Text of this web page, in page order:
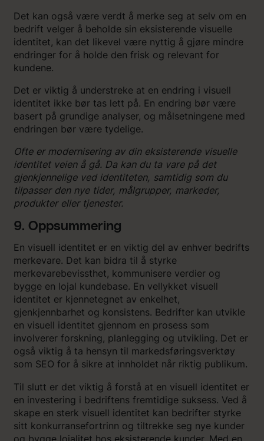
Det kan også være verdt å merke seg at selv om en
bedrift velger å beholde sin eksisterende visuelle
identitet, kan det likevel være nyttig å gjøre mindre
endringer for å holde den frisk og relevant for
kundene.
Det er viktig å understreke at en endring i visuell
identitet ikke bør tas lett på. En endring bør være
basert på grundige analyser, og målsetningene med
endringen bør være tydelige.
Ofte er modernisering av din eksisterende visuelle
identitet veien å gå. Da kan du ta vare på det
gjenkjennelige ved identiteten, samtidig som du
tilpasser den nye tider, målgrupper, markeder,
produkter eller tjenester.
9. Oppsummering
En visuell identitet er en viktig del av enhver bedrifts
merkevare. Det kan bidra til å styrke
merkevarebevissthet, kommunisere verdier og
bygge en lojal kundebase. En vellykket visuell
identitet er kjennetegnet av enkelhet,
gjenkjennbarhet og konsistens. Bedrifter kan utvikle
en visuell identitet gjennom en prosess som
involverer forskning, planlegging og utvikling. Det er
også viktig å ta hensyn til markedsføringsverktøy
som SEO for å sikre at innholdet når riktig publikum.
Til slutt er det viktig å forstå at en visuell identitet er
en investering i bedriftens fremtidige suksess. Ved å
skape en sterk visuell identitet kan bedrifter styrke
sitt konkurransefortrinn og tiltrekke seg nye kunder
og bygge lojalitet hos eksisterende kunder. Med en